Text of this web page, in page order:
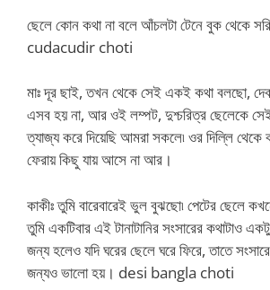
ছেলে কোন কথা না বলে আঁচলটা টেনে বুক থেকে
cudacudir choti
মাঃ দূর ছাই, তখন থেকে সেই একই কথা বলছো,
এসব হয় না, আর ওই লম্পট, দুশ্চরিত্র ছেলেকে
ত্যাজ্য করে দিয়েছি আমরা সকলে৷ ওর দিল্লি থেকে
ফেরায় কিছু যায় আসে না আর।
কাকীঃ তুমি বারেবারেই ভুল বুঝছো৷ পেটের ছেলে
তুমি একটিবার এই টানাটানির সংসারের কথাটাও
জন্য হলেও যদি ঘরের ছেলে ঘরে ফিরে, তাতে
জন্যও ভালো হয়। desi bangla choti